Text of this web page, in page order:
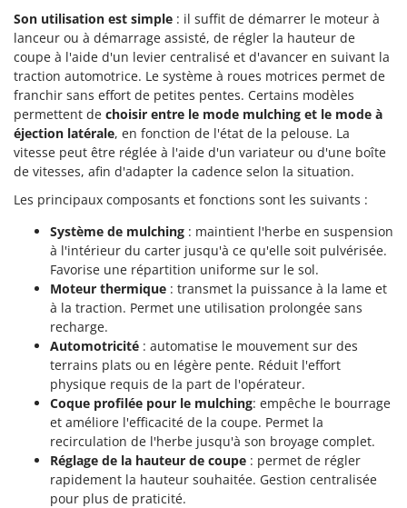
Son utilisation est simple : il suffit de démarrer le moteur à
lanceur ou à démarrage assisté, de régler la hauteur de
coupe à l'aide d'un levier centralisé et d'avancer en suivant la
traction automotrice. Le système à roues motrices permet de
franchir sans effort de petites pentes. Certains modèles
permettent de choisir entre le mode mulching et le mode à
éjection latérale, en fonction de l'état de la pelouse. La
vitesse peut être réglée à l'aide d'un variateur ou d'une boîte
de vitesses, afin d'adapter la cadence selon la situation.
Les principaux composants et fonctions sont les suivants :
Système de mulching : maintient l'herbe en suspension
à l'intérieur du carter jusqu'à ce qu'elle soit pulvérisée.
Favorise une répartition uniforme sur le sol.
Moteur thermique : transmet la puissance à la lame et
à la traction. Permet une utilisation prolongée sans
recharge.
Automotricité : automatise le mouvement sur des
terrains plats ou en légère pente. Réduit l'effort
physique requis de la part de l'opérateur.
Coque profilée pour le mulching: empêche le bourrage
et améliore l'efficacité de la coupe. Permet la
recirculation de l'herbe jusqu'à son broyage complet.
Réglage de la hauteur de coupe : permet de régler
rapidement la hauteur souhaitée. Gestion centralisée
pour plus de praticité.